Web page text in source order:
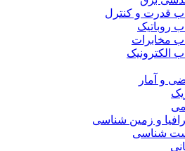
قدرت و کنترل
روباتیک
مخابرات
الکترونیک
و آمار
و زمین شناسی
شناسی